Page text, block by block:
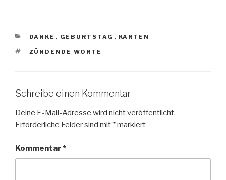
KATEGORIEN
DANKE , GEBURTSTAG , KARTEN
SCHLAGWÖRTER
ZÜNDENDE WORTE
Schreibe einen Kommentar
Deine E-Mail-Adresse wird nicht veröffentlicht.
Erforderliche Felder sind mit *markiert
Kommentar*